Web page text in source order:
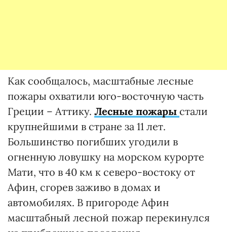
Как сообщалось, масштабные лесные
пожары охватили юго-восточную часть
Греции – Аттику. Лесные пожары стали
крупнейшими в стране за 11 лет.
Большинство погибших угодили в
огненную ловушку на морском курорте
Мати, что в 40 км к северо-востоку от
Афин, сгорев заживо в домах и
автомобилях. В пригороде Афин
масштабный лесной пожар перекинулся